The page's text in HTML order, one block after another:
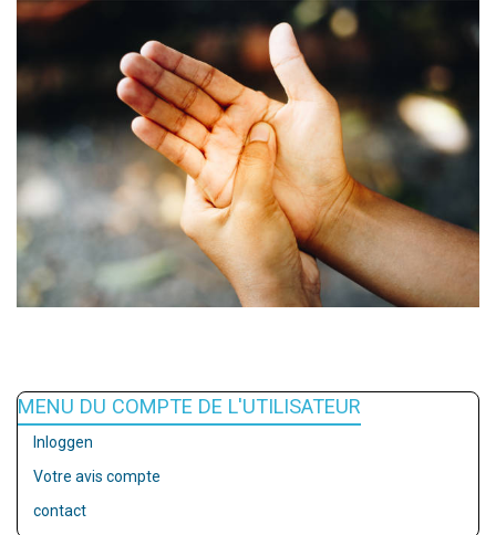
MENU DU COMPTE DE L'UTILISATEUR
Inloggen
Votre avis compte
contact